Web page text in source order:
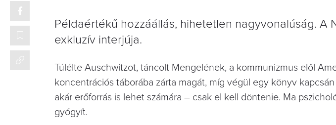
Példaértékű hozzáállás, hihetetlen nagyvonalúság. A
exkluzív interjúja.
Túlélte Auschwitzot, táncolt Mengelének, a kommunizmus elől
koncentrációs táborába zárta magát, míg végül egy könyv
akár erőforrás is lehet számára – csak el kell döntenie. Ma
gyógyít.